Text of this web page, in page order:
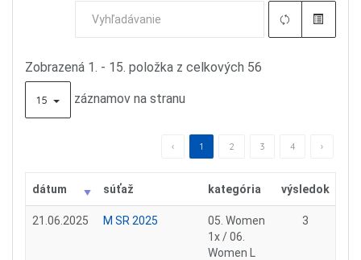
Zobrazená 1. - 15. položka z celkových 56
15 záznamov na stranu
‹ 1 2 3 4 ›
dátum súťaž kategória výsledok
21.06.2025 M SR 2025
05. Women
1x / 06.
Women L
3